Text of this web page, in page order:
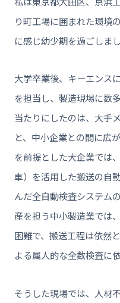
り町工場に囲まれた環境
に感じ幼少期を過ごしまし
大学卒業後、キーエンス
を担当し、製造現場に数
当たりにしたのは、大手
と、中小企業との間に広
を前提とした大企業では
車）を活用した搬送の自
んだ全自動検査システム
産を担う中小製造業では
困難で、搬送工程は依然
よる属人的な全数検査に
そうした現場では、人材